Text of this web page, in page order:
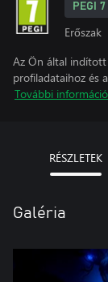
PEGI 7
Erőszak
Az Ön által indított
profiladataihoz és
További információ
RÉSZLETEK
Galéria